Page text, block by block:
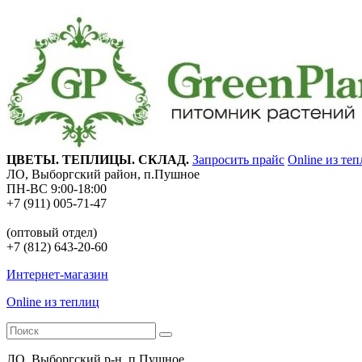
ЦВЕТЫ. ТЕПЛИЦЫ. СКЛАД. Запросить прайс Online из
ЛО, Выборгский район, п.Пушное
ПН-ВС 9:00-18:00
+7 (911) 005-71-47
(оптовый отдел)
+7 (812) 643-20-60
Интернет-магазин
Online из теплиц
ЛО, Выборгский р-н, п.Пушное